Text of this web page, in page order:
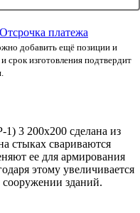
Отсрочка платежа
добавить ещё позиции и
срок изготовления подтвердит
3 200x200 сделана из
стыках свариваются
ее для армирования
этому увеличивается
зданий.